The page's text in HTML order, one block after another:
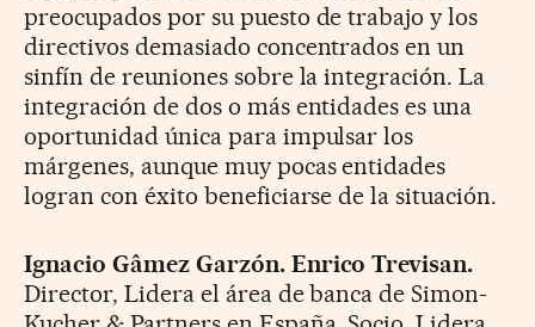
preocupados por su puesto de trabajo y los
directivos demasiado concentrados en un
sinfín de reuniones sobre la integración. La
integración de dos o más entidades es una
oportunidad única para impulsar los
márgenes, aunque muy pocas entidades
logran con éxito beneficiarse de la situación.
Ignacio Gâmez Garzón. Enrico Trevisan.
Director, Lidera el área de banca de Simon-